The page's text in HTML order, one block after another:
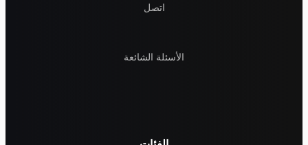
اتصل
الأسئلة الشائعة